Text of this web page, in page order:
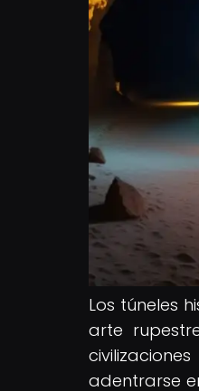
Los túneles
arte
adentrarse